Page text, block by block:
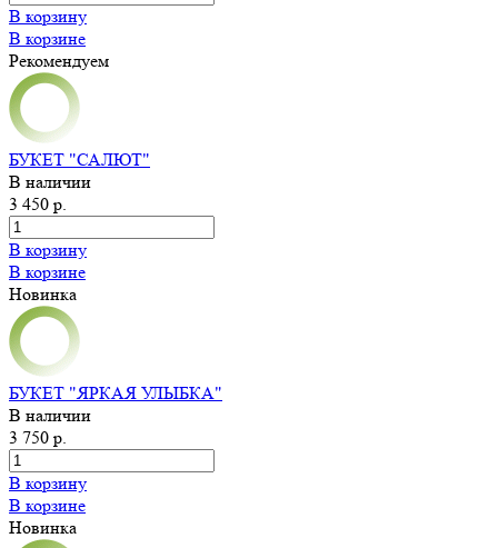
В корзину
В корзине
Рекомендуем
БУКЕТ "САЛЮТ"
В наличии
3 450 р.
В корзину
В корзине
Новинка
БУКЕТ "ЯРКАЯ УЛЫБКА"
В наличии
3 750 р.
В корзину
В корзине
Новинка